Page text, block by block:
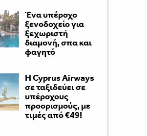
Ένα υπέροχο
ξενοδοχείο για
ξεχωριστή
διαμονή, σπα και
φαγητό
H Cyprus Airways
σε ταξιδεύει σε
υπέροχους
προορισμούς, με
τιμές από €49!